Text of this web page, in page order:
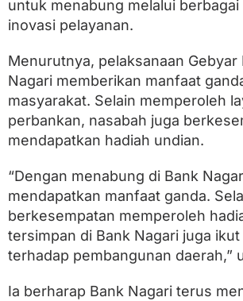
E
k
o
o
m
M
a
s
y
r
a
k
a
t
untuk menabung melalui
inovasi pelayanan.
Menurutnya, pelaksanaan Gebyar
Nagari memberikan manfaat
masyarakat. Selain memperoleh
perbankan, nasabah juga
mendapatkan hadiah undian.
“Dengan menabung di Bank
mendapatkan manfaat ganda.
berkesempatan memperoleh
tersimpan di Bank Nagari juga
terhadap pembangunan daerah,”
Ia berharap Bank Nagari terus